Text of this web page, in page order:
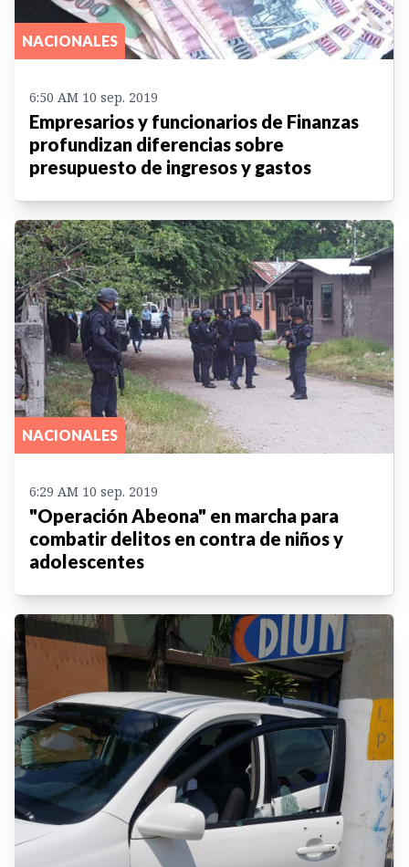
NACIONALES
6:50 AM 10 sep. 2019
Empresarios y funcionarios de Finanzas
profundizan diferencias sobre
presupuesto de ingresos y gastos
NACIONALES
6:29 AM 10 sep. 2019
"Operación Abeona" en marcha para
combatir delitos en contra de niños y
adolescentes